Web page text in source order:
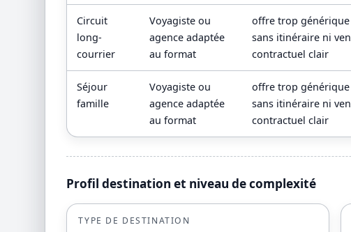
Circuit
long-
courrier
Voyagiste ou
agence adaptée
au format
offre trop générique
sans itinéraire ni
contractuel clair
Séjour
famille
Voyagiste ou
agence adaptée
au format
offre trop générique
sans itinéraire ni
contractuel clair
Profil destination et niveau de complexité
TYPE DE DESTINATION